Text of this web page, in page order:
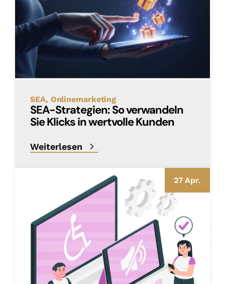
SEA Onlinemarketing
SEA-Strategien: So verwandeln
Sie Klicks in wertvolle Kunden
Weiterlesen
27 Apr.